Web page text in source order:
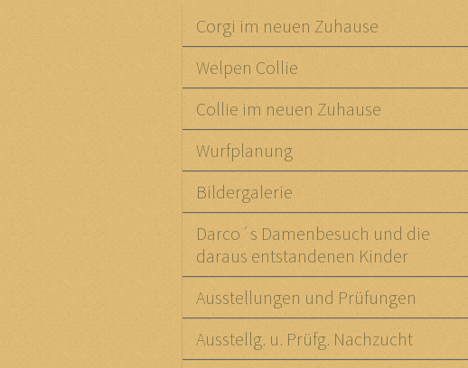
Corgi im neuen Zuhause
Welpen Collie
Collie im neuen Zuhause
Wurfplanung
Bildergalerie
Darco´s Damenbesuch und die
daraus entstandenen Kinder
Ausstellungen und Prüfungen
Ausstellg. u. Prüfg. Nachzucht